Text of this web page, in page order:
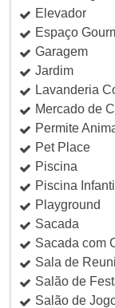
Elevador
Espaço
Garagem
Jardim
Lavanderia
Mercado de
Permite
Pet Place
Piscina
Piscina Infantil
Playground
Sacada
Sacada com
Sala de
Salão de
Salão de